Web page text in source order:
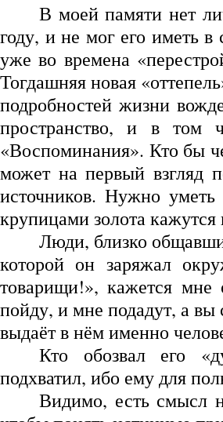
В моей памяти нет
году, и не мог его иметь
уже во времена
Тогдашняя новая
подробностей жизни
пространство, и в том
«Воспоминания». Кто бы
может на первый взгляд
источников. Нужно
крупицами золота
Люди, близко
которой он заряжал
товарищи!», кажется мне
пойду, и мне подадут, а вы
выдаёт в нём именно
Кто обозвал его
подхватил, ибо ему для
Видимо, есть смысл